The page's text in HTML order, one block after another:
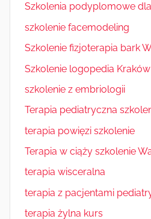
Szkolenia podyplomowe
szkolenie facemodeling
Szkolenie fizjoterapia bark
Szkolenie logopedia Kraków
szkolenie z embriologii
Terapia pediatryczna
terapia powięzi szkolenie
Terapia w ciąży szkolenie
terapia wisceralna
terapia z pacjentami
terapia żylna kurs